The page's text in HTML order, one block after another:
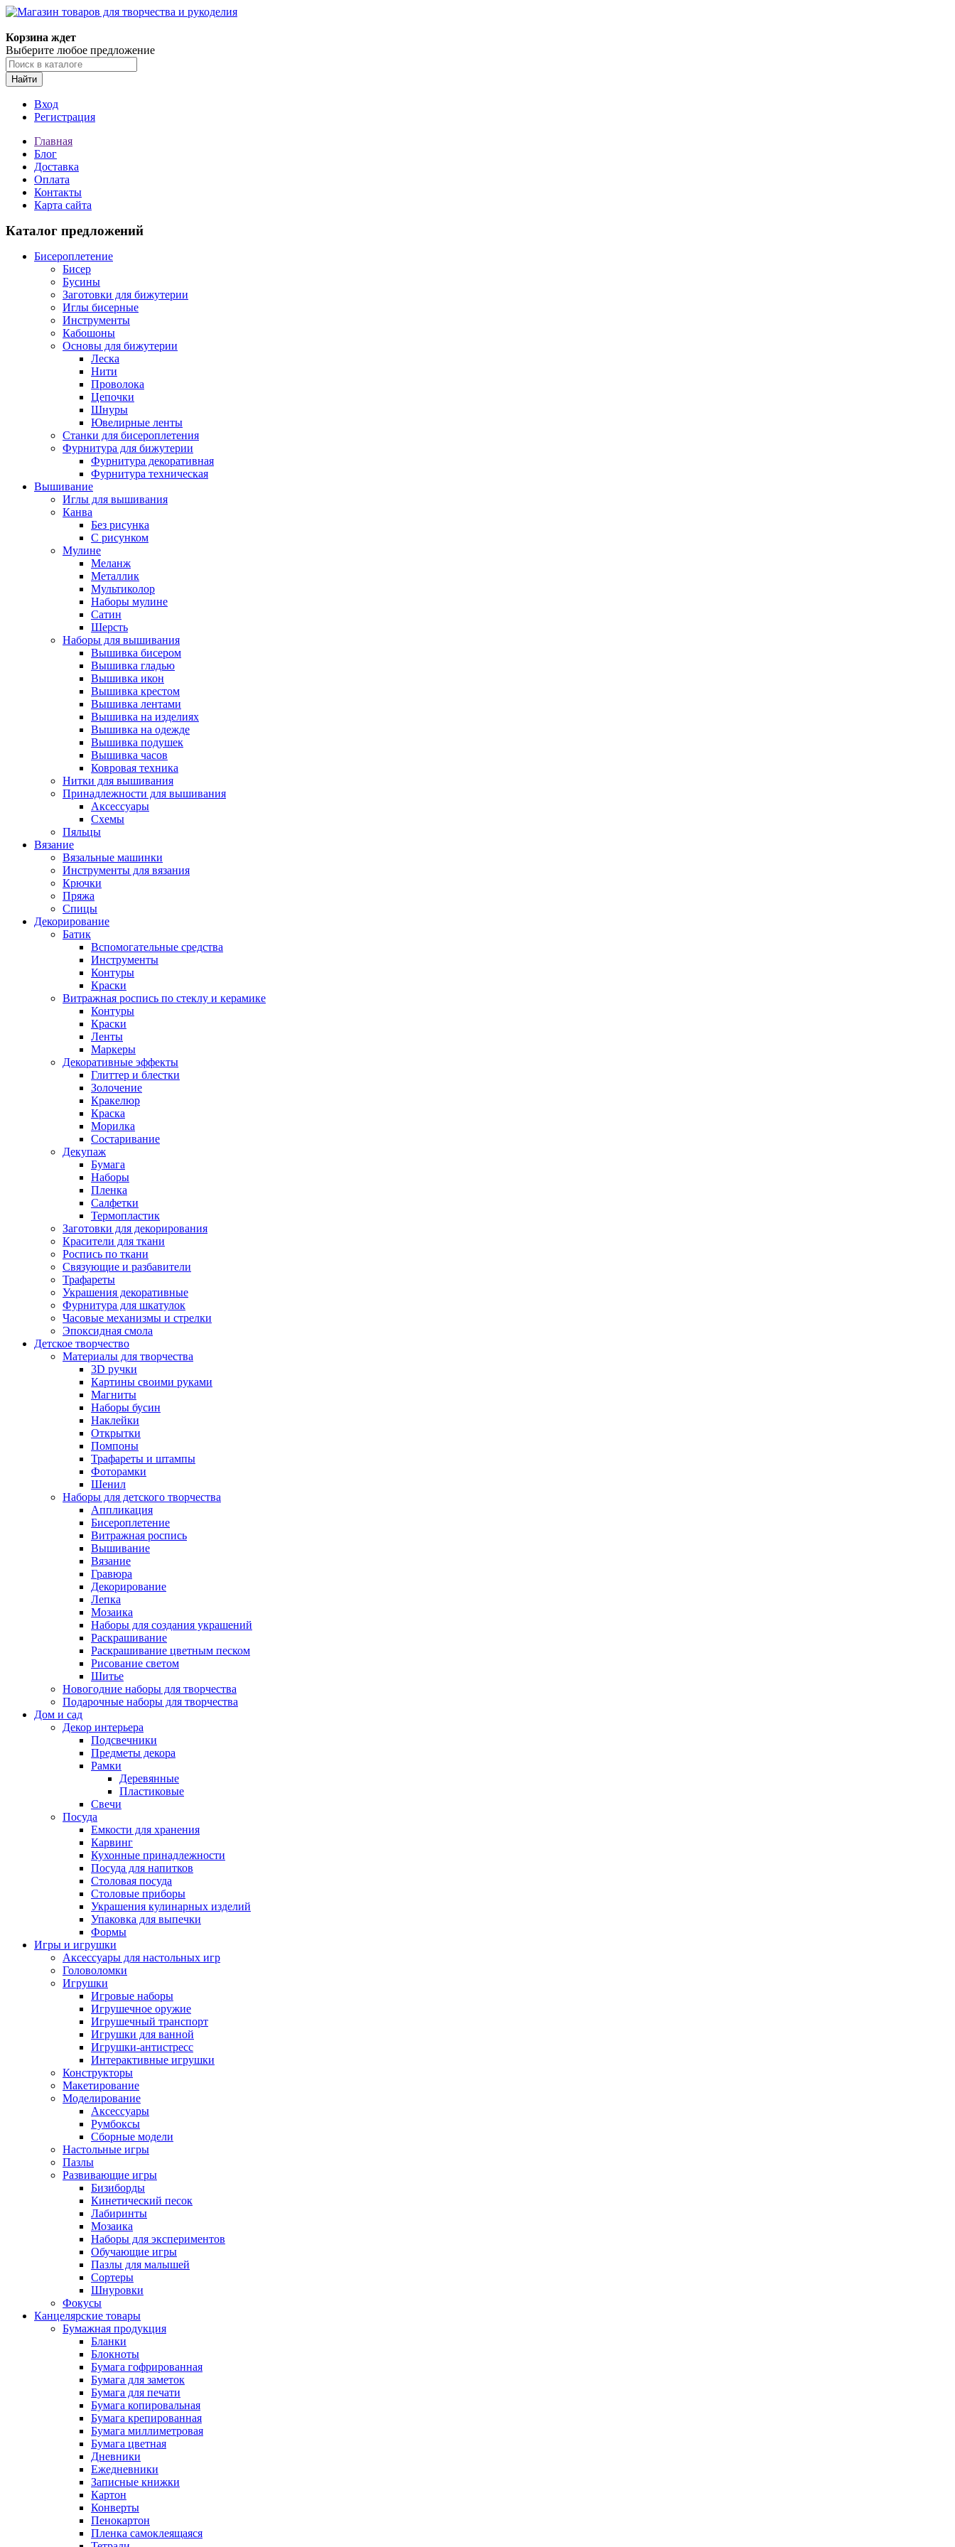
Корзина ждет
Выберите любое предложение
Найти
Вход
Регистрация
Главная
Блог
Доставка
Оплата
Контакты
Карта сайта
Каталог предложений
Бисероплетение
Бисер
Бусины
Заготовки для бижутерии
Иглы бисерные
Инструменты
Кабошоны
Основы для бижутерии
Леска
Нити
Проволока
Цепочки
Шнуры
Ювелирные ленты
Станки для бисероплетения
Фурнитура для бижутерии
Фурнитура декоративная
Фурнитура техническая
Вышивание
Иглы для вышивания
Канва
Без рисунка
С рисунком
Мулине
Меланж
Металлик
Мультиколор
Наборы мулине
Сатин
Шерсть
Наборы для вышивания
Вышивка бисером
Вышивка гладью
Вышивка икон
Вышивка крестом
Вышивка лентами
Вышивка на изделиях
Вышивка на одежде
Вышивка подушек
Вышивка часов
Ковровая техника
Нитки для вышивания
Принадлежности для вышивания
Аксессуары
Схемы
Пяльцы
Вязание
Вязальные машинки
Инструменты для вязания
Крючки
Пряжа
Спицы
Декорирование
Батик
Вспомогательные средства
Инструменты
Контуры
Краски
Витражная роспись по стеклу и керамике
Контуры
Краски
Ленты
Маркеры
Декоративные эффекты
Глиттер и блестки
Золочение
Кракелюр
Краска
Морилка
Состаривание
Декупаж
Бумага
Наборы
Пленка
Салфетки
Термопластик
Заготовки для декорирования
Красители для ткани
Роспись по ткани
Связующие и разбавители
Трафареты
Украшения декоративные
Фурнитура для шкатулок
Часовые механизмы и стрелки
Эпоксидная смола
Детское творчество
Материалы для творчества
3D ручки
Картины своими руками
Магниты
Наборы бусин
Наклейки
Открытки
Помпоны
Трафареты и штампы
Фоторамки
Шенил
Наборы для детского творчества
Аппликация
Бисероплетение
Витражная роспись
Вышивание
Вязание
Гравюра
Декорирование
Лепка
Мозаика
Наборы для создания украшений
Раскрашивание
Раскрашивание цветным песком
Рисование светом
Шитье
Новогодние наборы для творчества
Подарочные наборы для творчества
Дом и сад
Декор интерьера
Подсвечники
Предметы декора
Рамки
Деревянные
Пластиковые
Свечи
Посуда
Емкости для хранения
Карвинг
Кухонные принадлежности
Посуда для напитков
Столовая посуда
Столовые приборы
Украшения кулинарных изделий
Упаковка для выпечки
Формы
Игры и игрушки
Аксессуары для настольных игр
Головоломки
Игрушки
Игровые наборы
Игрушечное оружие
Игрушечный транспорт
Игрушки для ванной
Игрушки-антистресс
Интерактивные игрушки
Конструкторы
Макетирование
Моделирование
Аксессуары
Румбоксы
Сборные модели
Настольные игры
Пазлы
Развивающие игры
Бизиборды
Кинетический песок
Лабиринты
Мозаика
Наборы для экспериментов
Обучающие игры
Пазлы для малышей
Сортеры
Шнуровки
Фокусы
Канцелярские товары
Бумажная продукция
Бланки
Блокноты
Бумага гофрированная
Бумага для заметок
Бумага для печати
Бумага копировальная
Бумага крепированная
Бумага миллиметровая
Бумага цветная
Дневники
Ежедневники
Записные книжки
Картон
Конверты
Пенокартон
Пленка самоклеящаяся